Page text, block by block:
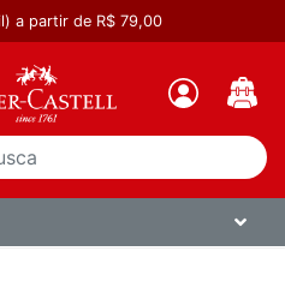
a partir de R$ 79,00